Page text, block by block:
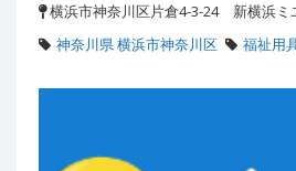
横浜市神奈川区片倉4-3-24 新横浜ミ
神奈川県 横浜市神奈川区
福祉用